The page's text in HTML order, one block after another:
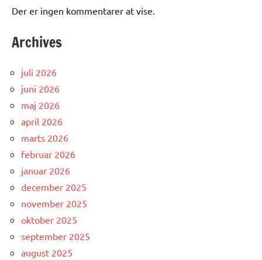
Der er ingen kommentarer at vise.
Archives
juli 2026
juni 2026
maj 2026
april 2026
marts 2026
februar 2026
januar 2026
december 2025
november 2025
oktober 2025
september 2025
august 2025